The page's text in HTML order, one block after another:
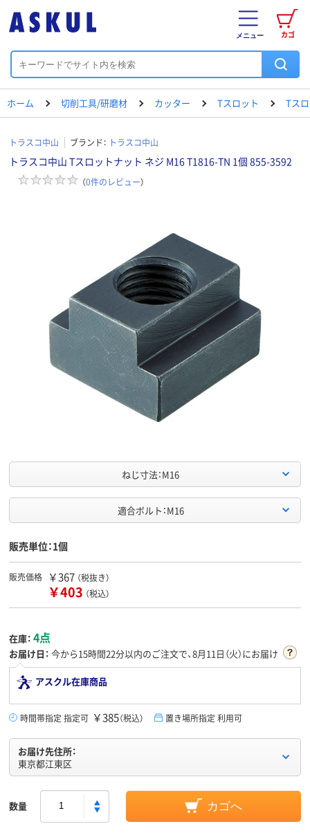
カゴ
メニュー
ホーム 切削工具/研磨材 カッター Tスロット Tスロ
トラスコ中山 ブランド： トラスコ中山
トラスコ中山 Tスロットナット ネジ M16 T1816-TN 1個 855-3592
（0件のレビュー）
ねじ寸法：M16
適合ボルト：M16
販売単位：1個
販売価格 ￥367 （税抜き）
￥403 （税込）
在庫： 4点
お届け日： 今から15時間22分以内のご注文で、8月11日（火）にお届け
アスクル在庫商品
時間帯指定 指定可 ￥385（税込） 置き場所指定 利用可
お届け先住所：
東京都江東区
数量 カゴへ